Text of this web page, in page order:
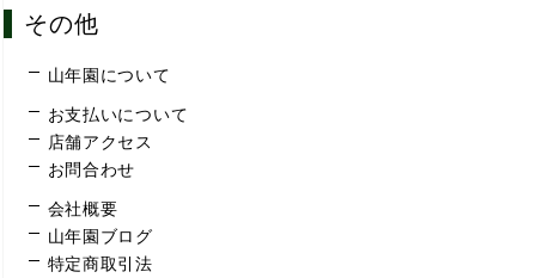
その他
山年園について
お支払いについて
店舗アクセス
お問合わせ
会社概要
山年園ブログ
特定商取引法